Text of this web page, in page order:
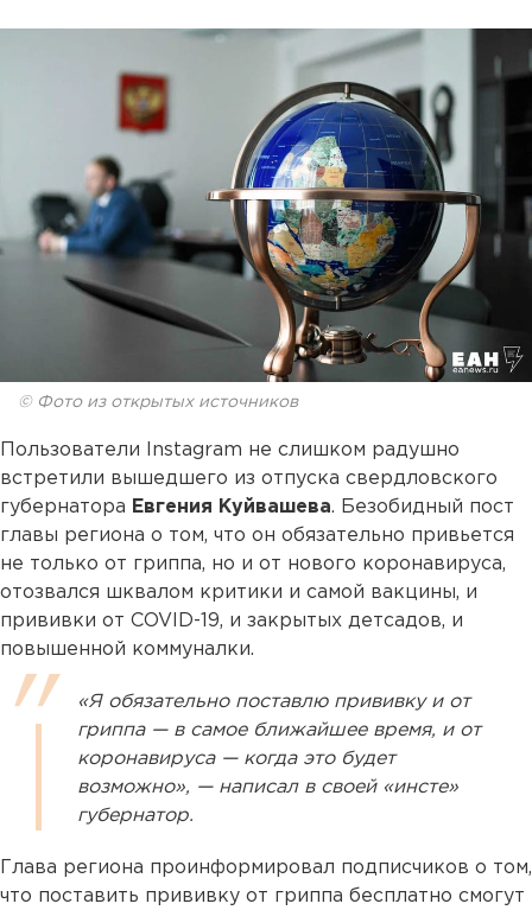
© Фото из открытых источников
Пользователи Instagram не слишком радушно
встретили вышедшего из отпуска свердловского
губернатора Евгения Куйвашева. Безобидный пост
главы региона о том, что он обязательно привьется
не только от гриппа, но и от нового коронавируса,
отозвался шквалом критики и самой вакцины, и
прививки от COVID-19, и закрытых детсадов, и
повышенной коммуналки.
«Я обязательно поставлю прививку и от
гриппа — в самое ближайшее время, и от
коронавируса — когда это будет
возможно», — написал в своей «инсте»
губернатор.
Глава региона проинформировал подписчиков о том,
что поставить прививку от гриппа бесплатно смогут